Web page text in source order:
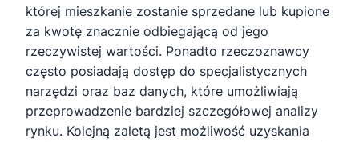
której mieszkanie zostanie sprzedane lub kupione
za kwotę znacznie odbiegającą od jego
rzeczywistej wartości. Ponadto rzeczoznawcy
często posiadają dostęp do specjalistycznych
narzędzi oraz baz danych, które umożliwiają
przeprowadzenie bardziej szczegółowej analizy
rynku. Kolejną zaletą jest możliwość uzyskania